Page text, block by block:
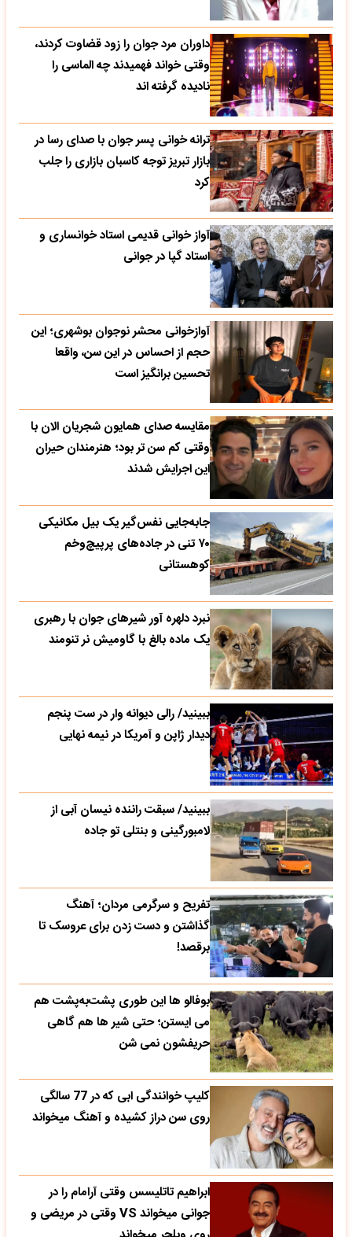
داوران مرد جوان را زود قضاوت کردند،
وقتی خواند فهمیدند چه الماسی را
نادیده گرفته اند
ترانه خوانی پسر جوان با صدای رسا در
بازار تبریز توجه کاسبان بازاری را جلب
کرد
آواز خوانی قدیمی استاد خوانساری و
استاد گپا در جوانی
آوازخوانی محشر نوجوان بوشهری؛ این
حجم از احساس در این سن، واقعا
تحسین‌ برانگیز است
مقایسه صدای همایون شجریان الان با
وقتی کم سن تر بود؛ هنرمندان حیران
این اجرایش شدند
جابه‌جایی نفس‌گیر یک بیل مکانیکی
۷۰ تنی در جاده‌های پرپیچ‌وخم
کوهستانی
نبرد دلهره آور شیرهای جوان با رهبری
یک ماده بالغ با گاومیش نر تنومند
ببینید/ رالی دیوانه وار در ست پنجم
دیدار ژاپن و آمریکا در نیمه نهایی
ببینید/ سبقت راننده نیسان آبی از
لامبورگینی و بنتلی تو جاده
تفریح و سرگرمی مردان؛ آهنگ
گذاشتن و دست زدن برای عروسک تا
برقصد!
بوفالو ها این‌ طوری پشت‌به‌پشت هم
می‌ ایستن؛ حتی شیر ها هم گاهی
حریفشون نمی‌ شن
کلیپ خوانندگی ابی که در 77 سالگی
روی سن دراز کشیده و آهنگ میخواند
ابراهیم تاتلیسس وقتی آرامام را در
جوانی میخواند VS وقتی در مریضی و